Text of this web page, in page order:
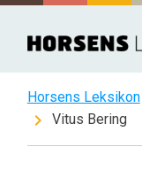
Spring
indhold
Horsens Leksikon
chevron_right Vitus Bering